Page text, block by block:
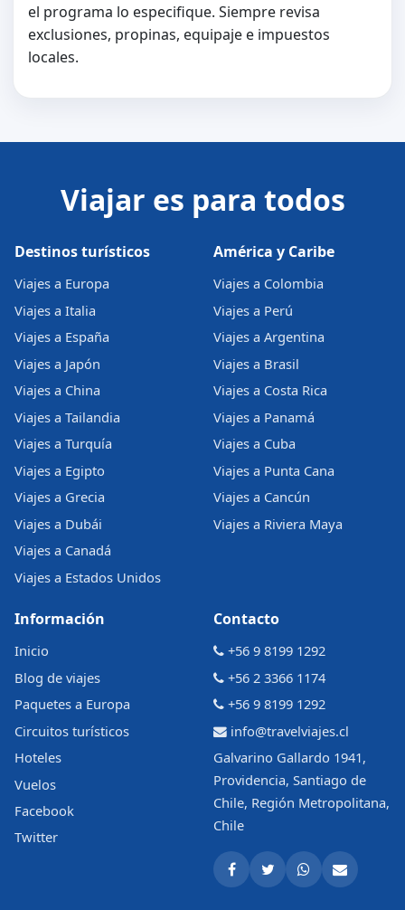
el programa lo especifique. Siempre revisa
exclusiones, propinas, equipaje e impuestos
locales.
Viajar es para todos
Destinos turísticos
Viajes a Europa
Viajes a Italia
Viajes a España
Viajes a Japón
Viajes a China
Viajes a Tailandia
Viajes a Turquía
Viajes a Egipto
Viajes a Grecia
Viajes a Dubái
Viajes a Canadá
Viajes a Estados Unidos
América y Caribe
Viajes a Colombia
Viajes a Perú
Viajes a Argentina
Viajes a Brasil
Viajes a Costa Rica
Viajes a Panamá
Viajes a Cuba
Viajes a Punta Cana
Viajes a Cancún
Viajes a Riviera Maya
Información
Inicio
Blog de viajes
Paquetes a Europa
Circuitos turísticos
Hoteles
Vuelos
Facebook
Twitter
Contacto
+56 9 8199 1292
+56 2 3366 1174
+56 9 8199 1292
info@travelviajes.cl
Galvarino Gallardo 1941,
Providencia, Santiago de
Chile, Región Metropolitana,
Chile